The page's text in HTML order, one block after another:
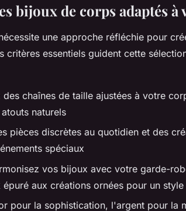
bijoux de corps adaptés à
une approche réfléchie pour
critères essentiels guident cette
des chaînes de taille ajustées à votre
naturels
pièces discrètes au quotidien et des
spéciaux
vos bijoux avec votre garde-
aux créations ornées pour un
pour la sophistication, l'argent pour la